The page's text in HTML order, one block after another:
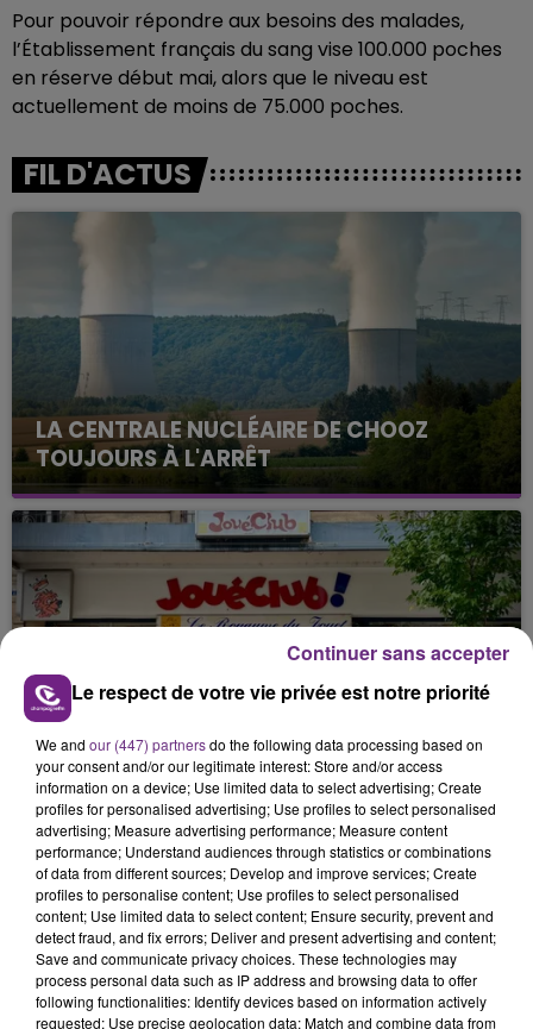
Pour pouvoir répondre aux besoins des malades,
l’Établissement français du sang vise 100.000 poches
en réserve début mai, alors que le niveau est
actuellement de moins de 75.000 poches.
FIL D'ACTUS
LA CENTRALE NUCLÉAIRE DE CHOOZ
TOUJOURS À L'ARRÊT
Cela fait déjà une semaine que la centrale
nucléaire ardennaise est à l'arrêt. Une situation
justifiée par la sécheresse intense qui est toujours
présente.
LE MAGASIN JOUÉCLUB DE REIMS FERME
SES PORTES
C'était l'une des institutions du centre-ville
rémois. Le magasin JouéClub est contraint de
fermer ses portes.
TITRES DIFFUSÉS
19h04
19h04 19h01
19h01
Le respect de votre vie privée est notre priorité
We and our (447) partnersdo the following data processing based on
your consent and/or our legitimate interest: Store and/or access
information on a device; Use limited data to select advertising; Create
profiles for personalised advertising; Use profiles to select personalised
advertising; Measure advertising performance; Measure content
performance; Understand audiences through statistics or combinations
of data from different sources; Develop and improve services; Create
profiles to personalise content; Use profiles to select personalised
content; Use limited data to select content; Ensure security, prevent and
detect fraud, and fix errors; Deliver and present advertising and content;
Save and communicate privacy choices. These technologies may
process personal data such as IP address and browsing data to offer
following functionalities: Identify devices based on information actively
requested; Use precise geolocation data; Match and combine data from
Continuer sans accepter